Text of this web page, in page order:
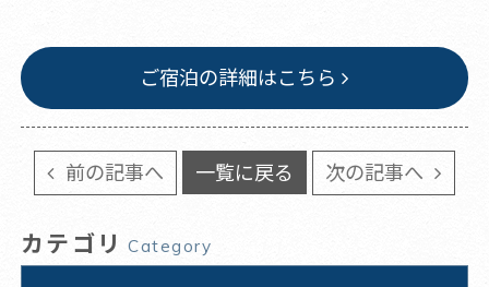
ご宿泊の詳細はこちら
前の記事へ 一覧に戻る 次の記事へ
カテゴリ Category